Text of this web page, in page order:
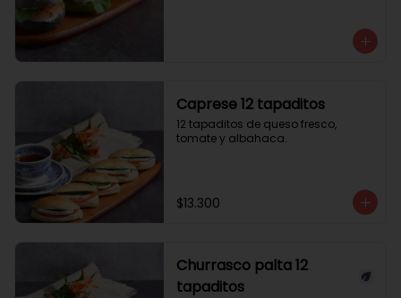
hojas de rúcula
Caprese 12 tapaditos
12 tapaditos de queso fresco,
tomate y albahaca.
$13.300
Churrasco palta 12
tapaditos